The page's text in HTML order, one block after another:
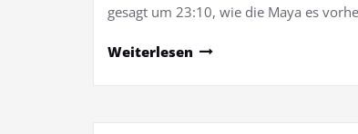
gesagt um 23:10, wie die Maya es
Weiterlesen